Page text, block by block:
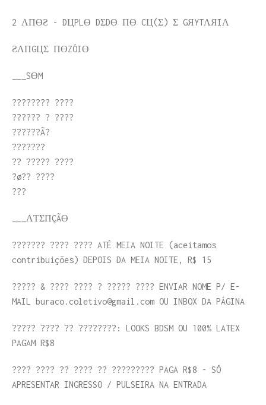
2 ΛПӨƧ - DЦPLӨ DΣDӨ ПӨ CЦ(Σ) Σ GЯYTΛЯIΛ
ƧΛПGЦΣ ПӨZÓIӨ
___SӨM
???????? ????
?????? ? ????
??????Ã?
???????
?? ????? ????
?ø?? ????
???
___ΛƬΣПÇÃӨ
??????? ???? ???? ATÉ MEIA NOITE (aceitamos
contribuições) DEPOIS DA MEIA NOITE, R$ 15
????? & ???? ???? ? ????? ???? ENVIAR NOME P/ E-
MAIL buraco.coletivo@gmail.com OU INBOX DA PÁGINA
????? ???? ?? ????????: LOOKS BDSM OU 100% LATEX
PAGAM R$8
???? ???? ?? ???? ?? ????????? PAGA R$8 - SÓ
APRESENTAR INGRESSO / PULSEIRA NA ENTRADA